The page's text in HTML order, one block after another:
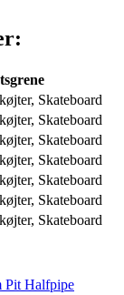
Skateboard
Skateboard
Skateboard
Skateboard
Skateboard
Skateboard
Skateboard
Pit Halfpipe